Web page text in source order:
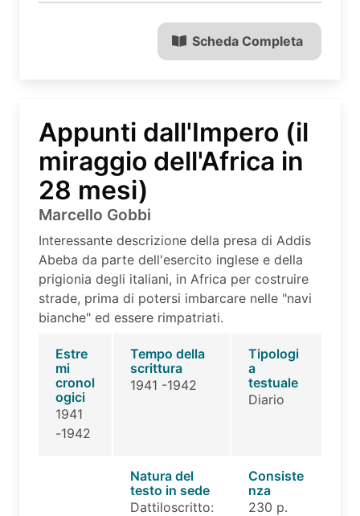
Scheda Completa
Appunti dall'Impero (il
miraggio dell'Africa in
28 mesi)
Marcello Gobbi
Interessante descrizione della presa di Addis
Abeba da parte dell'esercito inglese e della
prigionia degli italiani, in Africa per costruire
strade, prima di potersi imbarcare nelle "navi
bianche" ed essere rimpatriati.
Estre
mi
cronol
ogici
1941
-1942
Tempo della
scrittura
1941 -1942
Tipologi
a
testuale
Diario
Natura del
testo in sede
Dattiloscritto:
Consiste
nza
230 p.